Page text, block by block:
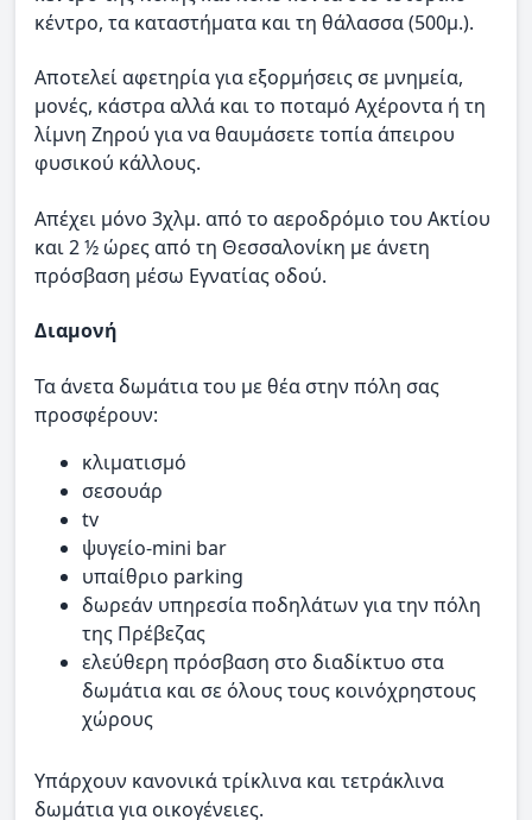
κέντρο, τα καταστήματα και τη θάλασσα (500μ.).
Αποτελεί αφετηρία για εξορμήσεις σε μνημεία,
μονές, κάστρα αλλά και το ποταμό Αχέροντα ή τη
λίμνη Ζηρού για να θαυμάσετε τοπία άπειρου
φυσικού κάλλους.
Απέχει μόνο 3χλμ. από το αεροδρόμιο του Ακτίου
και 2 ½ ώρες από τη Θεσσαλονίκη με άνετη
πρόσβαση μέσω Εγνατίας οδού.
Διαμονή
Τα άνετα δωμάτια του με θέα στην πόλη σας
προσφέρουν:
κλιματισμό
σεσουάρ
tv
ψυγείο-mini bar
υπαίθριο parking
δωρεάν υπηρεσία ποδηλάτων για την πόλη
της Πρέβεζας
ελεύθερη πρόσβαση στο διαδίκτυο στα
δωμάτια και σε όλους τους κοινόχρηστους
χώρους
Υπάρχουν κανονικά τρίκλινα και τετράκλινα
δωμάτια για οικογένειες.